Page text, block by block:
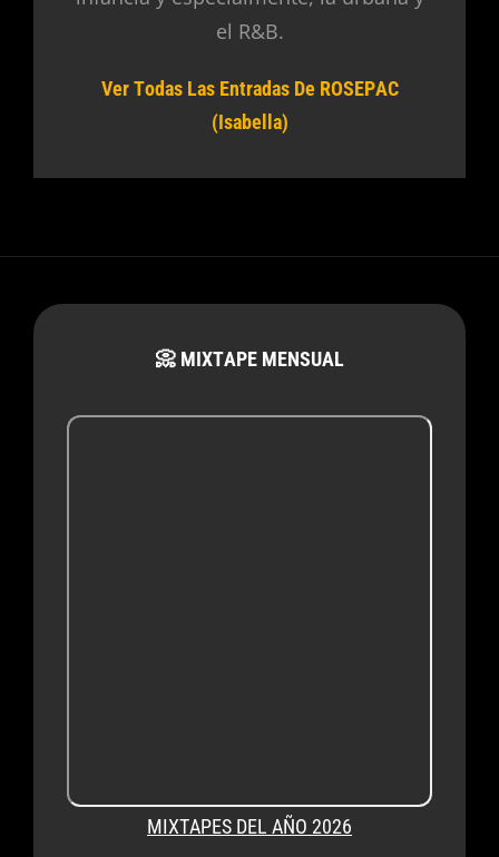
el R&B.
Ver Todas Las Entradas De ROSEPAC
(Isabella)
📀 MIXTAPE MENSUAL
MIXTAPES DEL AÑO 2026